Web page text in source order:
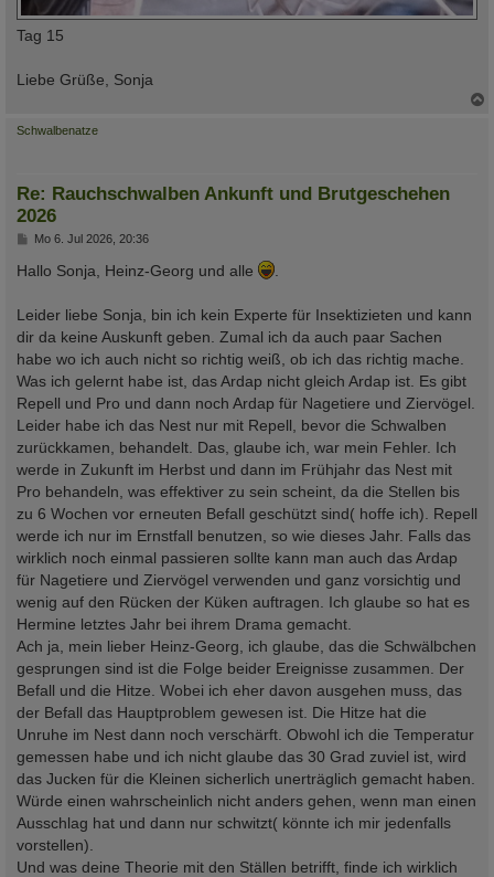
Tag 15
Liebe Grüße, Sonja
Schwalbenatze
Re: Rauchschwalben Ankunft und Brutgeschehen
2026
B
i
a
g
Mo 6. Jul 2026, 20:36
Hallo Sonja, Heinz-Georg und alle
Leider liebe Sonja, bin ich kein Experte für Insektizieten und kann
dir da keine Auskunft geben. Zumal ich da auch paar Sachen
habe wo ich auch nicht so richtig weiß, ob ich das richtig mache.
Was ich gelernt habe ist, das Ardap nicht gleich Ardap ist. Es gibt
Repell und Pro und dann noch Ardap für Nagetiere und Ziervögel.
Leider habe ich das Nest nur mit Repell, bevor die Schwalben
zurückkamen, behandelt. Das, glaube ich, war mein Fehler. Ich
werde in Zukunft im Herbst und dann im Frühjahr das Nest mit
Pro behandeln, was effektiver zu sein scheint, da die Stellen bis
zu 6 Wochen vor erneuten Befall geschützt sind( hoffe ich). Repell
werde ich nur im Ernstfall benutzen, so wie dieses Jahr. Falls das
wirklich noch einmal passieren sollte kann man auch das Ardap
für Nagetiere und Ziervögel verwenden und ganz vorsichtig und
wenig auf den Rücken der Küken auftragen. Ich glaube so hat es
Hermine letztes Jahr bei ihrem Drama gemacht.
Ach ja, mein lieber Heinz-Georg, ich glaube, das die Schwälbchen
gesprungen sind ist die Folge beider Ereignisse zusammen. Der
Befall und die Hitze. Wobei ich eher davon ausgehen muss, das
der Befall das Hauptproblem gewesen ist. Die Hitze hat die
Unruhe im Nest dann noch verschärft. Obwohl ich die Temperatur
gemessen habe und ich nicht glaube das 30 Grad zuviel ist, wird
das Jucken für die Kleinen sicherlich unerträglich gemacht haben.
Würde einen wahrscheinlich nicht anders gehen, wenn man einen
Ausschlag hat und dann nur schwitzt( könnte ich mir jedenfalls
vorstellen).
Und was deine Theorie mit den Ställen betrifft, finde ich wirklich